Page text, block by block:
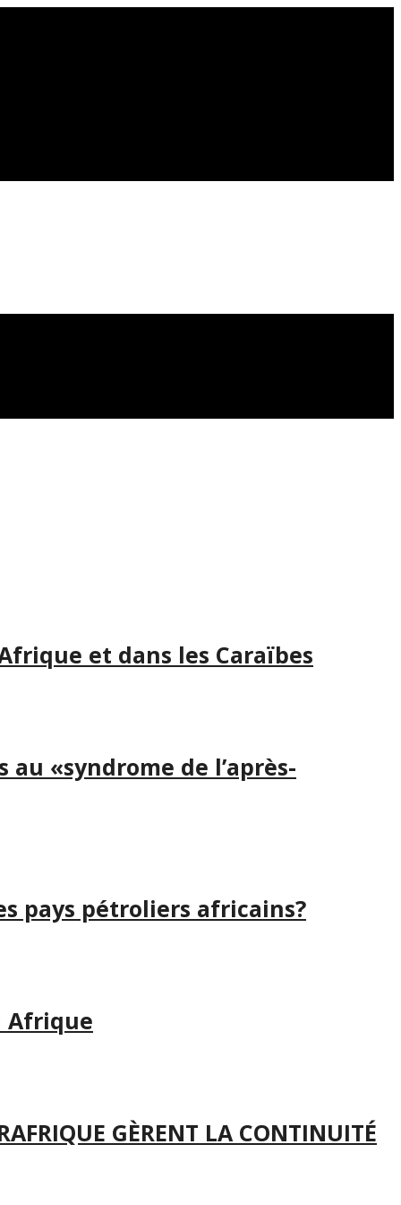
et dans les Caraïbes
«syndrome de l’après-
pays pétroliers africains?
Afrique
GÈRENT LA CONTINUITÉ